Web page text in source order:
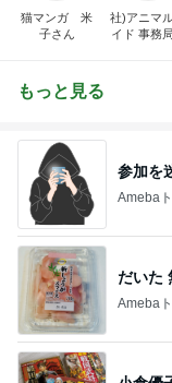
猫マンガ 米
子さん
社)アニマ
イド 事務局
もっと見る
参加を
Ameba
だいた
Ameba